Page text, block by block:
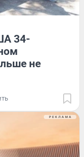
34-
не